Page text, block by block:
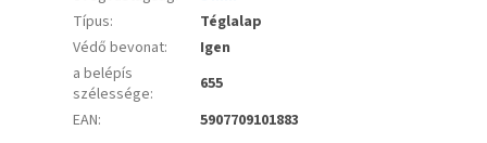
Típus:
Téglalap
Védő bevonat:
Igen
a belépís
szélessége:
655
EAN: 5907709101883